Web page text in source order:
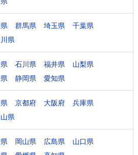
群馬県 埼玉県
千葉県
県
石川県 福井県
山梨県
静岡県 愛知県
京都府 大阪府
兵庫県
県
岡山県 広島県
山口県